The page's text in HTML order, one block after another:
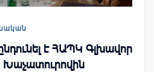
է ՀԱՊԿ Գլխավոր
Խաչատուրովին